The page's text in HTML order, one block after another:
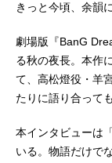
きっと今頃、余韻
劇場版『BanG
る秋の夜長。本作
て、高松燈役・羊
たりに語り合って
本インタビューは
いる。物語だけで